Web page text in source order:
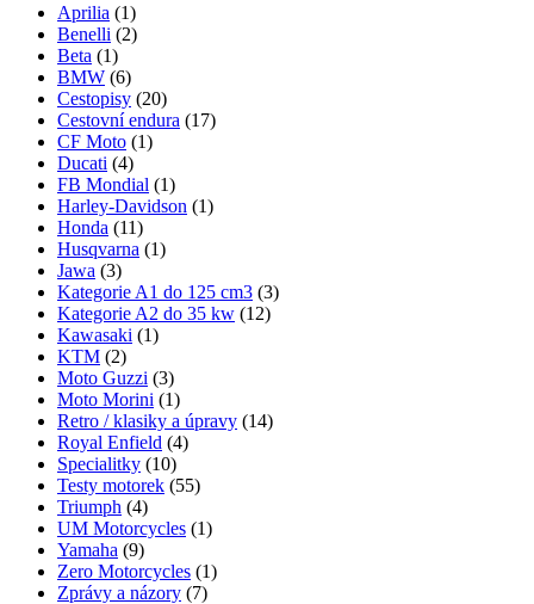
Aprilia (1)
Benelli (2)
Beta (1)
BMW (6)
Cestopisy (20)
Cestovní endura (17)
CF Moto (1)
Ducati (4)
FB Mondial (1)
Harley-Davidson (1)
Honda (11)
Husqvarna (1)
Jawa (3)
Kategorie A1 do 125 cm3 (3)
Kategorie A2 do 35 kw (12)
Kawasaki (1)
KTM (2)
Moto Guzzi (3)
Moto Morini (1)
Retro / klasiky a úpravy (14)
Royal Enfield (4)
Specialitky (10)
Testy motorek (55)
Triumph (4)
UM Motorcycles (1)
Yamaha (9)
Zero Motorcycles (1)
Zprávy a názory (7)